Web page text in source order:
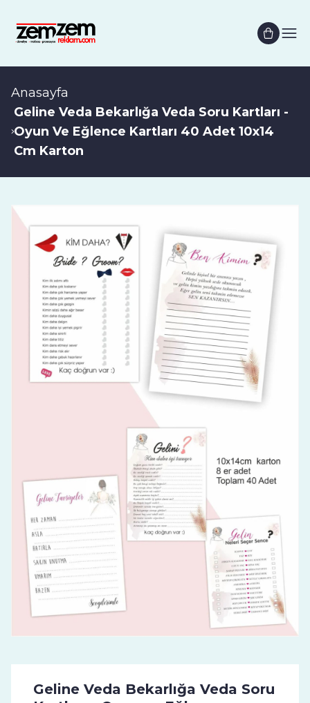
Anasayfa
Geline Veda Bekarlığa Veda Soru Kartları -
Oyun Ve Eğlence Kartları 40 Adet 10x14
Cm Karton
Geline Veda Bekarlığa Veda Soru